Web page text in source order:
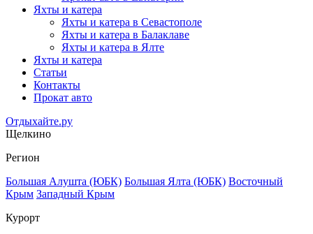
Яхты и катера
Яхты и катера в Севастополе
Яхты и катера в Балаклаве
Яхты и катера в Ялте
Яхты и катера
Статьи
Контакты
Прокат авто
Отдыхайте.ру
Щелкино
Регион
Большая Алушта (ЮБК) Большая Ялта (ЮБК) Восточный
Крым Западный Крым
Курорт